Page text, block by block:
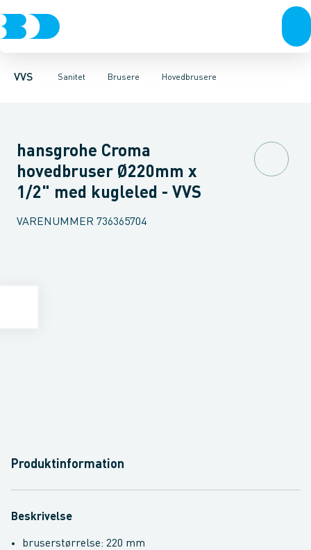
VVS Sanitet
Rør & fittingsPressfittings & rørKuglehaner & ventiler
Brusere
Toiletter, sæder og cisterner VaskeArmaturer
Hovedbrusere
HåndbrusereBruseslanger BrusesætBrusestænger
hansgrohe Croma
hovedbruser Ø220mm x
1/2" med kugleled - VVS
VARENUMMER 736365704
Produktinformation
Beskrivelse
bruserstørrelse: 220 mm